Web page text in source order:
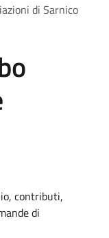
di Sarnico
contributi,
di